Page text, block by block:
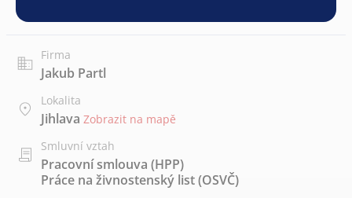
Firma
Jakub Partl
Lokalita
Jihlava Zobrazit na mapě
Smluvní vztah
Pracovní smlouva (HPP)
Práce na živnostenský list (OSVČ)